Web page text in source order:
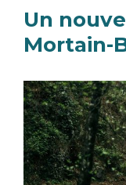
Un
Mortain-